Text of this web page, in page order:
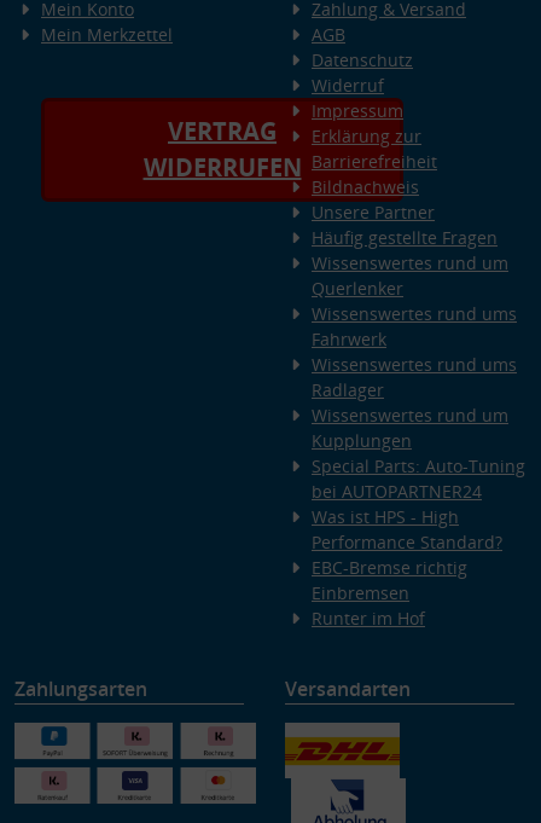
Mein Konto
Mein Merkzettel
VERTRAG
WIDERRUFEN
Zahlung & Versand
AGB
Datenschutz
Widerruf
Impressum
Erklärung zur
Barrierefreiheit
Bildnachweis
Unsere Partner
Häufig gestellte Fragen
Wissenswertes rund um
Querlenker
Wissenswertes rund ums
Fahrwerk
Wissenswertes rund ums
Radlager
Wissenswertes rund um
Kupplungen
Special Parts: Auto-Tuning
bei AUTOPARTNER24
Was ist HPS - High
Performance Standard?
EBC-Bremse richtig
Einbremsen
Runter im Hof
Zahlungsarten Versandarten